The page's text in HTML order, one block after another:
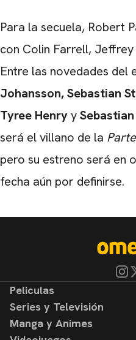
Para la secuela, Robert
con Colin Farrell, Jeffrey
Entre las novedades del
Johansson, Sebastian
Tyree Henryy
será el villano de la
pero su estreno será en
fecha aún por definirse.
Peliculas
Noticias
Reseñas
Series y Televisión
Noticias
Manga y Animes